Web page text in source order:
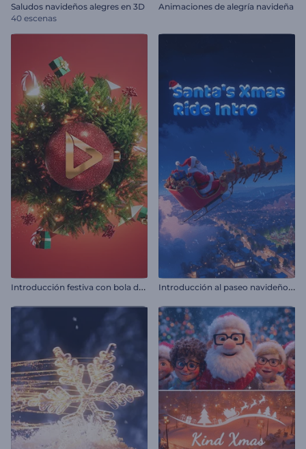
Saludos navideños alegres en 3D
40 escenas
Animaciones de alegría navideña
I
ntroducción festiva con bola de Navidad I
ntroducción al paseo navideño de Papá Noel